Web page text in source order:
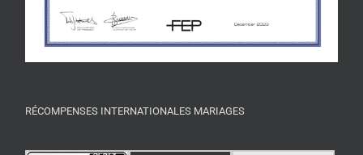
RÉCOMPENSES INTERNATIONALES MARIAGES